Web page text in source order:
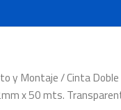
y Montaje/ Cinta
x 50 mts.